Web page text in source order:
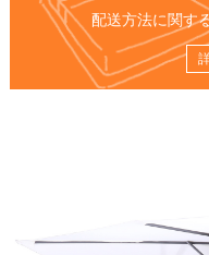
配送方法に関す